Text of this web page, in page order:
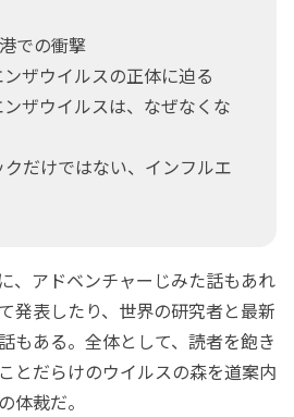
での衝撃
ザウイルスの正体に迫る
ザウイルスは、なぜなくな
だけではない、インフルエ
、アドベンチャーじみた話もあれ
発表したり、世界の研究者と最新
もある。全体として、読者を飽き
とだらけのウイルスの森を道案内
体裁だ。